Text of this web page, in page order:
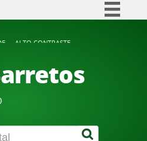
Participe
Acesso à informação
Canais
ALTO CONTRASTE